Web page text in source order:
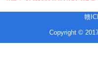
赣
Copyright ©